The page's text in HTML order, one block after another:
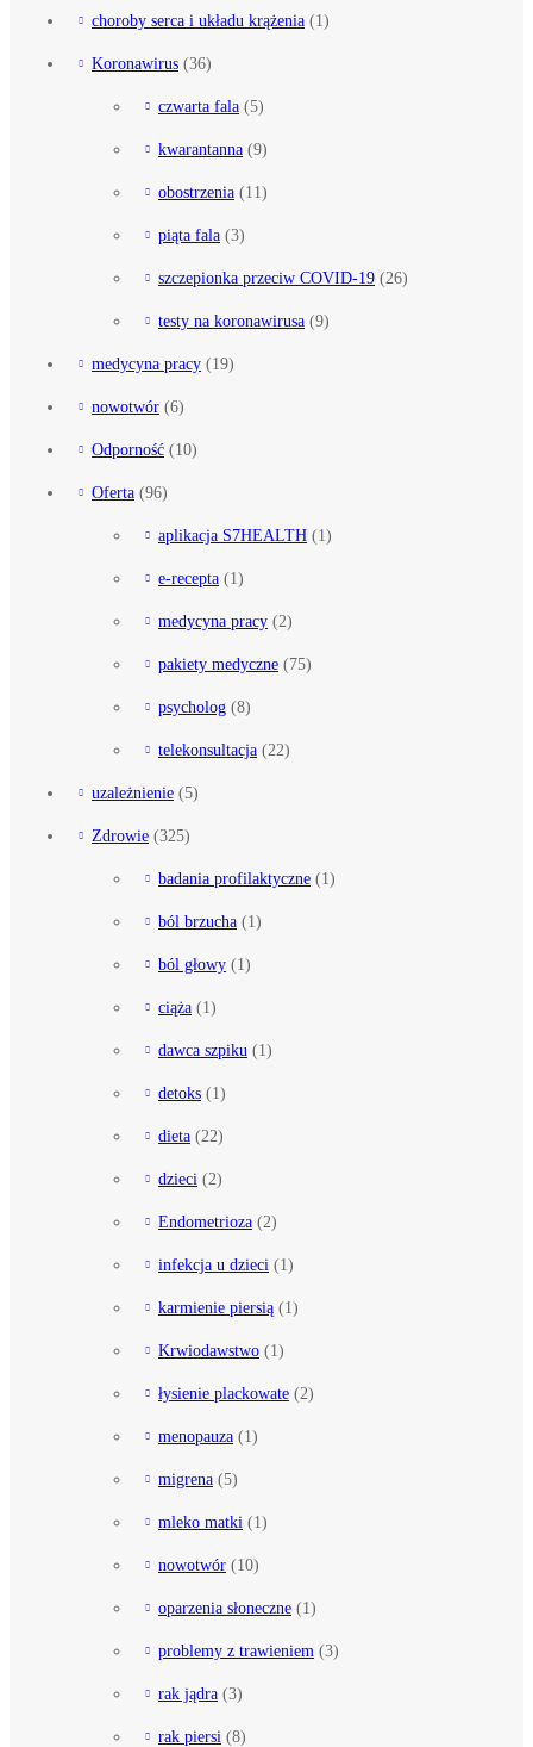
choroby serca i układu krążenia (1)
Koronawirus (36)
czwarta fala (5)
kwarantanna (9)
obostrzenia (11)
piąta fala (3)
szczepionka przeciw COVID-19 (26)
testy na koronawirusa (9)
medycyna pracy (19)
nowotwór (6)
Odporność (10)
Oferta (96)
aplikacja S7HEALTH (1)
e-recepta (1)
medycyna pracy (2)
pakiety medyczne (75)
psycholog (8)
telekonsultacja (22)
uzależnienie (5)
Zdrowie (325)
badania profilaktyczne (1)
ból brzucha (1)
ból głowy (1)
ciąża (1)
dawca szpiku (1)
detoks (1)
dieta (22)
dzieci (2)
Endometrioza (2)
infekcja u dzieci (1)
karmienie piersią (1)
Krwiodawstwo (1)
łysienie plackowate (2)
menopauza (1)
migrena (5)
mleko matki (1)
nowotwór (10)
oparzenia słoneczne (1)
problemy z trawieniem (3)
rak jądra (3)
rak piersi (8)